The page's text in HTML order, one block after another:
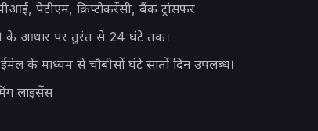
पेटीएम, क्रिप्टोकरेंसी, बैंक ट्रांसफर
के आधार पर तुरंत से 24 घंटे तक।
के माध्यम से चौबीसों घंटे सातों दिन उपलब्ध।
लाइसेंस